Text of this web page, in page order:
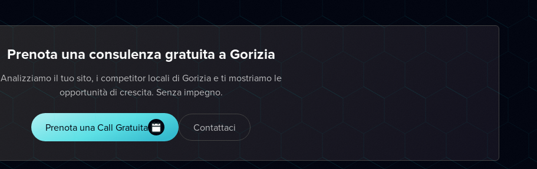
Prenota una consulenza gratuita a Gorizia
Analizziamo il tuo sito, i competitor locali di Gorizia e ti mostriamo le
opportunità di crescita. Senza impegno.
Prenota una Call Gratuita Contattaci